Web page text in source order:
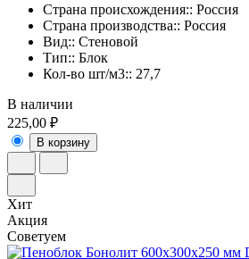
Страна происхождения:: Россия
Страна производства:: Россия
Вид:: Стеновой
Тип:: Блок
Кол-во шт/м3:: 27,7
В наличии
225,00 ₽
В корзину
Хит
Акция
Советуем